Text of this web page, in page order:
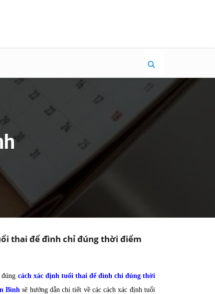
thai để đình chỉ đúng thời điểm
cách xác định tuổi thai để đình chỉ đúng thời
Bìnhsẽ hướng dẫn chi tiết về các cách xác định tuổi